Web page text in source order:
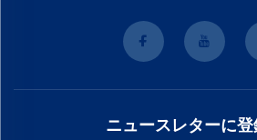
ニュースレターに